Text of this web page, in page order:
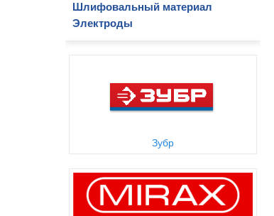
Шлифовальный материал
Электроды
Зубр